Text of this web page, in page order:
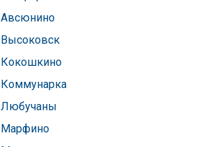
Авсюнино
Высоковск
Кокошкино
Коммунарка
Любучаны
Марфино